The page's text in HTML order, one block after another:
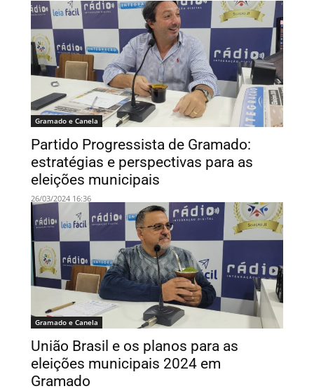
Gramado e Canela
Partido Progressista de Gramado:
estratégias e perspectivas para as
eleições municipais
26/03/2024 16:36
Gramado e Canela
União Brasil e os planos para as
eleições municipais 2024 em
Gramado